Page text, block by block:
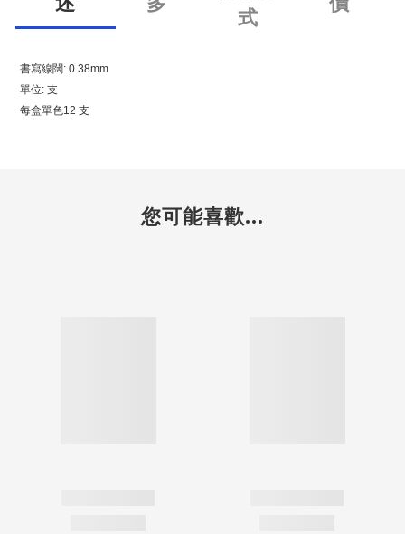
式
書寫線闊: 0.38mm
單位: 支
每盒單色12 支
您可能喜歡...